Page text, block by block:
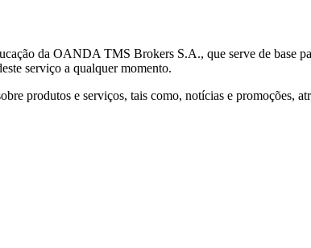
da OANDA TMS Brokers S.A., que serve de base
serviço a qualquer momento.
produtos e serviços, tais como, notícias e promoções,